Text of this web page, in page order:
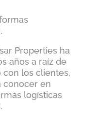
Properties ha
años a raíz de
los clientes,
conocer en
logísticas